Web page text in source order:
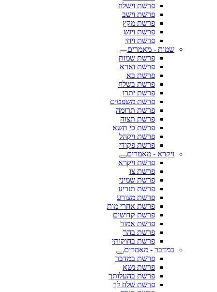
פרשת וישלח
פרשת וישב
פרשת מקץ
פרשת ויגש
פרשת ויחי
שמות - מאמרים
פרשת שמות
פרשת וארא
פרשת בא
פרשת בשלח
פרשת יתרו
פרשת משפטים
פרשת תרומה
פרשת תצוה
פרשת כי תשא
פרשת ויקהל
פרשת פקודי
ויקרא - מאמרים
פרשת ויקרא
פרשת צו
פרשת שמיני
פרשת תזריע
פרשת מצורע
פרשת אחרי מות
פרשת קדושים
פרשת אמור
פרשת בהר
פרשת בחוקותי
במדבר - מאמרים
פרשת במדבר
פרשת נשא
פרשת בהעלותך
פרשת שלח לך